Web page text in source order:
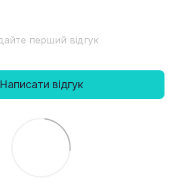
перший відгук
Написати відгук